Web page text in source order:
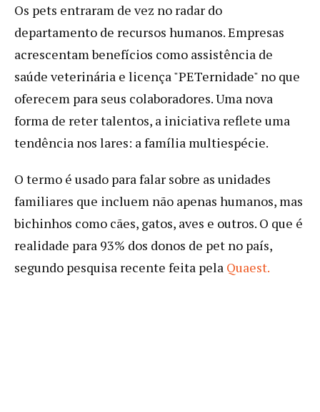
Os pets entraram de vez no radar do
departamento de recursos humanos. Empresas
acrescentam benefícios como assistência de
saúde veterinária e licença "PETernidade" no que
oferecem para seus colaboradores. Uma nova
forma de reter talentos, a iniciativa reflete uma
tendência nos lares: a família multiespécie.
O termo é usado para falar sobre as unidades
familiares que incluem não apenas humanos, mas
bichinhos como cães, gatos, aves e outros. O que é
realidade para 93% dos donos de pet no país,
segundo pesquisa recente feita pela Quaest.